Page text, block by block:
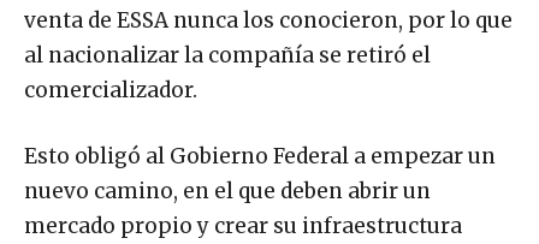
venta de ESSA nunca los conocieron, por lo que
al nacionalizar la compañía se retiró el
comercializador.
Esto obligó al Gobierno Federal a empezar un
nuevo camino, en el que deben abrir un
mercado propio y crear su infraestructura